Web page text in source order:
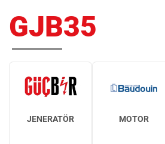
GJB35
JENERATÖR MOTOR